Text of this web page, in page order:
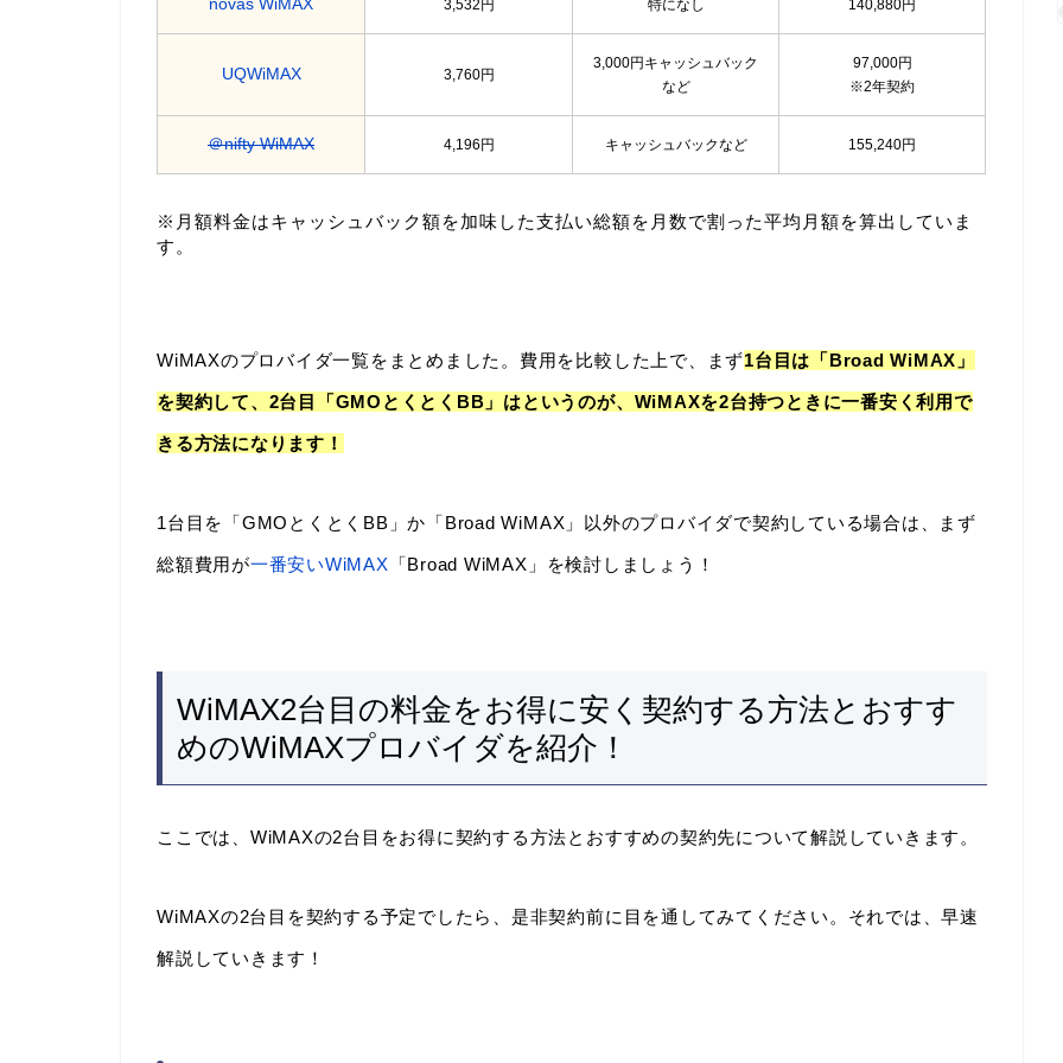
3,532円 特になし 140,880円
UQWiMAX 3,760円
3,000円キャッシュバック
など
97,000円
※2年契約
＠nifty WiMAX 4,196円 キャッシュバックなど 155,240円
※月額料金はキャッシュバック額を加味した支払い総額を月数で割った平均月額を算出していま
す。
WiMAXのプロバイダ一覧をまとめました。費用を比較した上で、まず1台目は「Broad WiMAX」
を契約して、2台目「GMOとくとくBB」はというのが、WiMAXを2台持つときに一番安く利用で
きる方法になります！
1台目を「GMOとくとくBB」か「Broad WiMAX」以外のプロバイダで契約している場合は、まず
総額費用が一番安いWiMAX 「Broad WiMAX」を検討しましょう！
WiMAX2台目の料金をお得に安く契約する方法とおすす
めのWiMAXプロバイダを紹介！
ここでは、WiMAXの2台目をお得に契約する方法とおすすめの契約先について解説していきます。
WiMAXの2台目を契約する予定でしたら、是非契約前に目を通してみてください。それでは、早速
解説していきます！